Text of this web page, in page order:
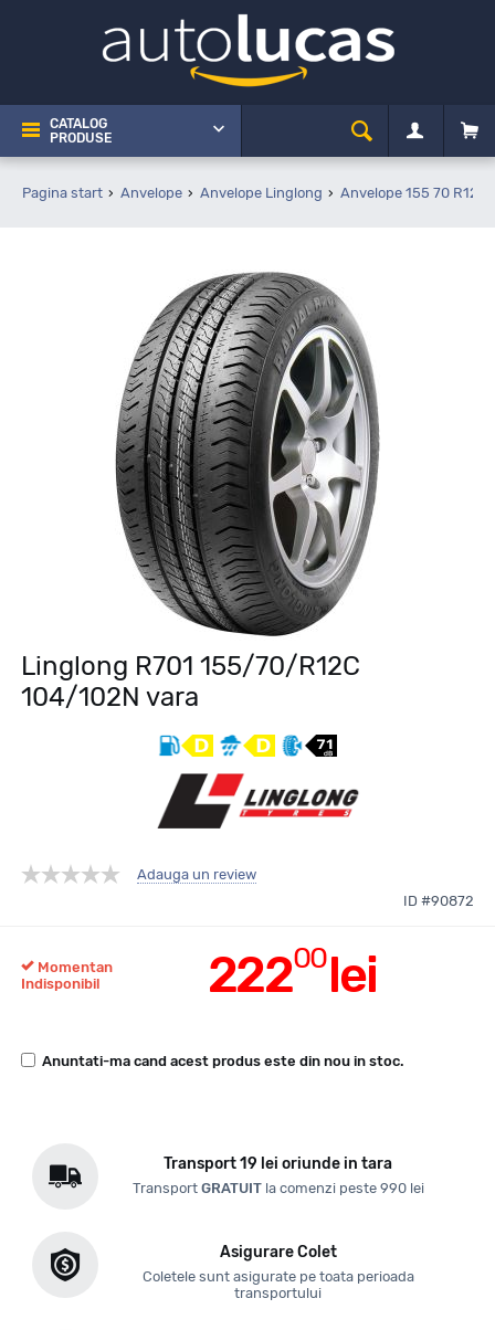
CATALOG
PRODUSE
Pagina start Anvelope Anvelope Linglong Anvelope 155 70 R12C
Linglong R701 155/70/R12C
104/102N vara
Adauga un review
ID #90872
22200lei
Momentan
Indisponibil
Anuntati-ma cand acest produs este din nou in stoc.
Transport 19 lei oriunde in tara
Transport GRATUITla comenzi peste 990 lei
Asigurare Colet
Coletele sunt asigurate pe toata perioada
transportului